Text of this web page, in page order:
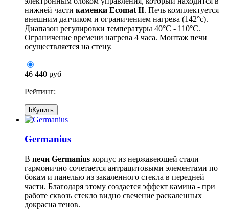
нижней части каменки Ecomat II. Печь комплектуется
внешним датчиком и ограничением нагрева (142°с).
Диапазон регулировки температуры 40°C - 110°C.
Ограничение времени нагрева 4 часа. Монтаж печи
осуществляется на стену.
46 440 руб
Рейтинг:
bКупить
Germanius
В печи Germanius корпус из нержавеющей стали
гармонично сочетается антрацитовыми элементами по
бокам и панелью из закаленного стекла в передней
части. Благодаря этому создается эффект камина - при
работе сквозь стекло видно свечение раскаленных
докрасна тенов.